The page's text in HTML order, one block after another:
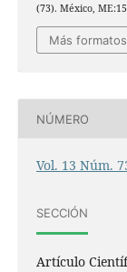
(73). México,
Más
NÚMERO
Vol. 13 Núm.
SECCIÓN
Artículo